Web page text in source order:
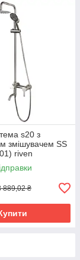
s20 з
змішувачем SS
riven
889,02 ₴